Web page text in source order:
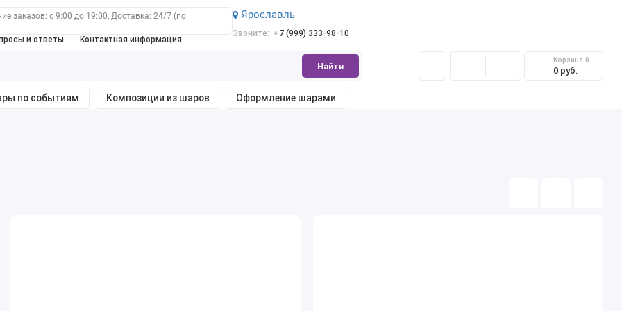
заказов: с 9:00 до 19:00, Доставка: 24/7 (по
и ответы Контактная информация
Ярославль
Звоните: +7 (999) 333-98-10
Найти
Корзина 0
0 руб.
по событиям Композиции из шаров Оформление шарами